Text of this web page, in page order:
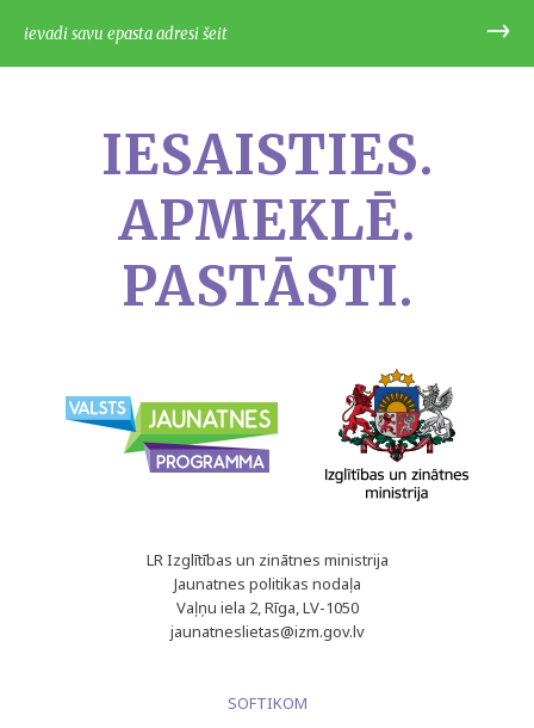
IESAISTIES.
APMEKLĒ.
PASTĀSTI.
LR Izglītības un zinātnes ministrija
Jaunatnes politikas nodaļa
Vaļņu iela 2, Rīga, LV-1050
jaunatneslietas@izm.gov.lv
SOFTIKOM